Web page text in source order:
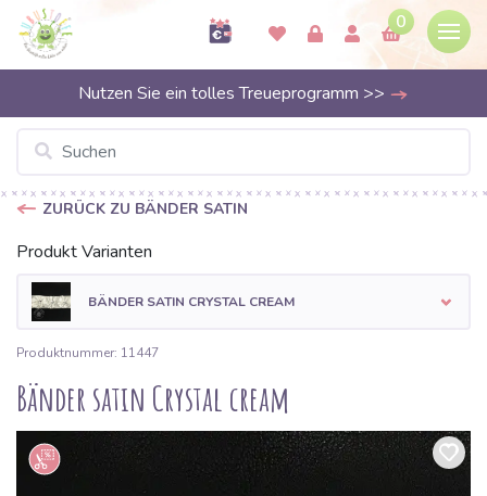
0
Nutzen Sie ein tolles Treueprogramm >>
ZURÜCK ZU BÄNDER SATIN
Produkt Varianten
BÄNDER SATIN CRYSTAL CREAM
Produktnummer: 11447
Bänder satin Crystal cream